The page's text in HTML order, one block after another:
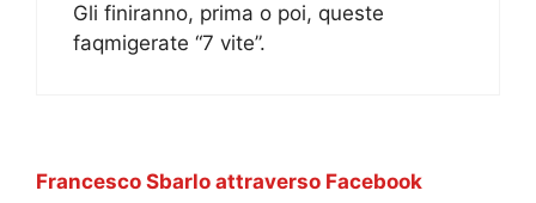
Gli finiranno, prima o poi, queste
faqmigerate “7 vite”.
Francesco Sbarlo attraverso Facebook